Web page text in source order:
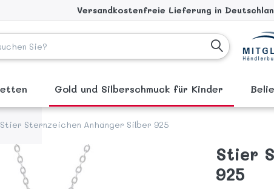
Versandkostenfreie Lieferung in
Gold und Silberschmuck für Kinder
Stier Sternzeichen Anhänger Silber 925
Stier
925